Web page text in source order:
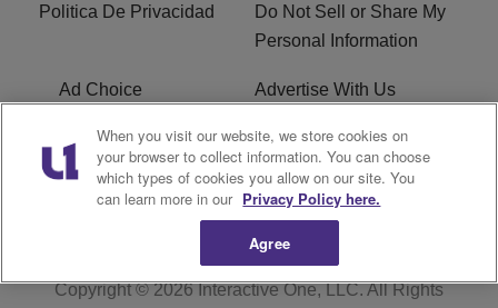
Politica De Privacidad
Do Not Sell or Share My
Personal Information
Ad Choice Advertise With Us
Terms of Service R1 Digital
Closed Captioning
Copyright © 2026Interactive One, LLC. All Rights
When you visit our website, we store cookies on
your browser to collect information. You can choose
which types of cookies you allow on our site. You
can learn more in our Privacy Policy here.
Agree